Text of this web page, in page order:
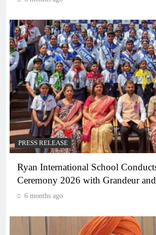
PRESS RELEASE
Ryan International School
Ceremony 2026 with Grandeur
6 months ago